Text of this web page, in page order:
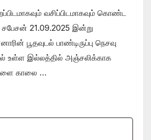
வசிப்பிடமாகவும் கொண்ட
21.09.2025 இன்று
பூதவுடல் பாண்டிருப்பு நெசவு
உள்ள இல்லத்தில் அஞ்சலிக்காக
காலை …